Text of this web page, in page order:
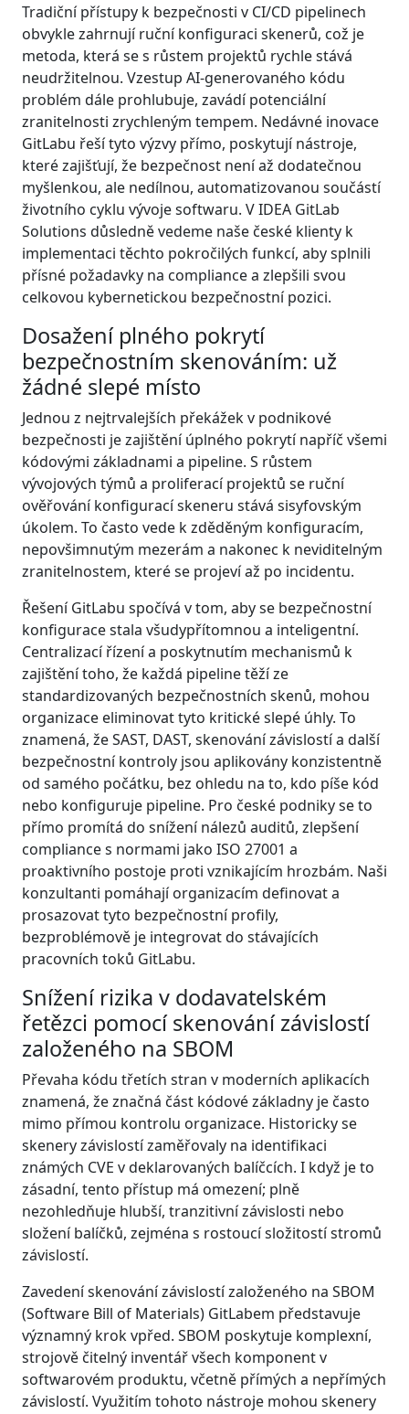
Tradiční přístupy k bezpečnosti v CI/CD pipelinech
obvykle zahrnují ruční konfiguraci skenerů, což je
metoda, která se s růstem projektů rychle stává
neudržitelnou. Vzestup AI-generovaného kódu
problém dále prohlubuje, zavádí potenciální
zranitelnosti zrychleným tempem. Nedávné inovace
GitLabu řeší tyto výzvy přímo, poskytují nástroje,
které zajišťují, že bezpečnost není až dodatečnou
myšlenkou, ale nedílnou, automatizovanou součástí
životního cyklu vývoje softwaru. V IDEA GitLab
Solutions důsledně vedeme naše české klienty k
implementaci těchto pokročilých funkcí, aby splnili
přísné požadavky na compliance a zlepšili svou
celkovou kybernetickou bezpečnostní pozici.
Dosažení plného pokrytí
bezpečnostním skenováním: už
žádné slepé místo
Jednou z nejtrvalejších překážek v podnikové
bezpečnosti je zajištění úplného pokrytí napříč všemi
kódovými základnami a pipeline. S růstem
vývojových týmů a proliferací projektů se ruční
ověřování konfigurací skeneru stává sisyfovským
úkolem. To často vede k zděděným konfiguracím,
nepovšimnutým mezerám a nakonec k neviditelným
zranitelnostem, které se projeví až po incidentu.
Řešení GitLabu spočívá v tom, aby se bezpečnostní
konfigurace stala všudypřítomnou a inteligentní.
Centralizací řízení a poskytnutím mechanismů k
zajištění toho, že každá pipeline těží ze
standardizovaných bezpečnostních skenů, mohou
organizace eliminovat tyto kritické slepé úhly. To
znamená, že SAST, DAST, skenování závislostí a další
bezpečnostní kontroly jsou aplikovány konzistentně
od samého počátku, bez ohledu na to, kdo píše kód
nebo konfiguruje pipeline. Pro české podniky se to
přímo promítá do snížení nálezů auditů, zlepšení
compliance s normami jako ISO 27001 a
proaktivního postoje proti vznikajícím hrozbám. Naši
konzultanti pomáhají organizacím definovat a
prosazovat tyto bezpečnostní profily,
bezproblémově je integrovat do stávajících
pracovních toků GitLabu.
Snížení rizika v dodavatelském
řetězci pomocí skenování závislostí
založeného na SBOM
Převaha kódu třetích stran v moderních aplikacích
znamená, že značná část kódové základny je často
mimo přímou kontrolu organizace. Historicky se
skenery závislostí zaměřovaly na identifikaci
známých CVE v deklarovaných balíčcích. I když je to
zásadní, tento přístup má omezení; plně
nezohledňuje hlubší, tranzitivní závislosti nebo
složení balíčků, zejména s rostoucí složitostí stromů
závislostí.
Zavedení skenování závislostí založeného na SBOM
(Software Bill of Materials) GitLabem představuje
významný krok vpřed. SBOM poskytuje komplexní,
strojově čitelný inventář všech komponent v
softwarovém produktu, včetně přímých a nepřímých
závislostí. Využitím tohoto nástroje mohou skenery